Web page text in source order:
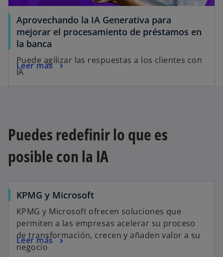
Aprovechando la IA Generativa para
mejorar el procesamiento de préstamos en
la banca
Puede agilizar las respuestas a los clientes con
IA
Leer más
Puedes redefinir lo que es
posible con la IA
KPMG y Microsoft
KPMG y Microsoft ofrecen soluciones que
permiten a las empresas acelerar su proceso
de transformación, crecen y añaden valor a su
negocio
Leer más